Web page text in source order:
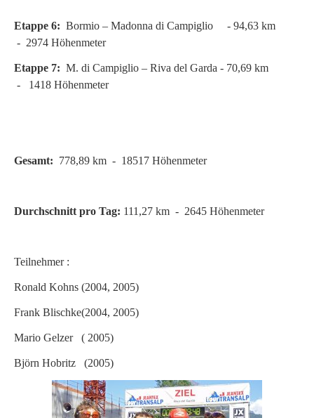
Etappe 6: Bormio – Madonna di Campiglio - 94,63 km
- 2974 Höhenmeter
Etappe 7: M. di Campiglio – Riva del Garda - 70,69 km
- 1418 Höhenmeter
Gesamt: 778,89 km - 18517 Höhenmeter
Durchschnitt pro Tag: 111,27 km - 2645 Höhenmeter
Teilnehmer :
Ronald Kohns (2004, 2005)
Frank Blischke(2004, 2005)
Mario Gelzer ( 2005)
Björn Hobritz (2005)